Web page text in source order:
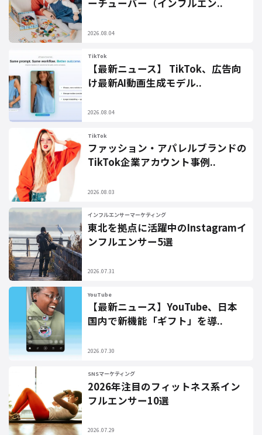
ーチューバー（インフルエン..
2026.08.04
TikTok
【最新ニュース】 TikTok、広告向
け最新AI動画生成モデル..
2026.08.04
TikTok
ファッション・アパレルブランドの
TikTok企業アカウント事例..
2026.08.03
インフルエンサーマーケティング
東北を拠点に活躍中のInstagramイ
ンフルエンサー5選
2026.07.31
YouTube
【最新ニュース】YouTube、日本
国内で新機能「ギフト」を導..
2026.07.30
SNSマーケティング
2026年注目のフィットネス系イン
フルエンサー10選
2026.07.29